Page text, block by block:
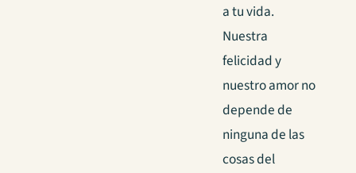
a tu vida.
Nuestra
felicidad y
nuestro amor no
depende de
ninguna de las
cosas del